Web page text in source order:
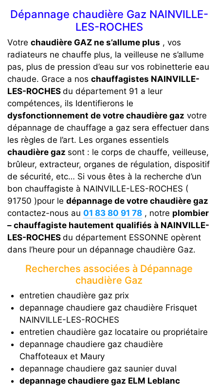
Dépannage chaudière Gaz NAINVILLE-
LES-ROCHES
Votre chaudière GAZ ne s’allume plus , vos
radiateurs ne chauffe plus, la veilleuse ne s’allume
pas, plus de pression d’eau sur vos robinetterie eau
chaude. Grace a nos chauffagistes NAINVILLE-
LES-ROCHES du département 91 a leur
compétences, ils Identifierons le
dysfonctionnement de votre chaudière gaz votre
dépannage de chauffage a gaz sera effectuer dans
les règles de l’art. Les organes essentiels
chaudière gaz sont : le corps de chauffe, veilleuse,
brûleur, extracteur, organes de régulation, dispositif
de sécurité, etc… Si vous êtes à la recherche d’un
bon chauffagiste à NAINVILLE-LES-ROCHES (
91750 )pour le dépannage de votre chaudière gaz
contactez-nous au 01 83 80 91 78 , notre plombier
– chauffagiste hautement qualifiés à NAINVILLE-
LES-ROCHES du département ESSONNE opèrent
dans l’heure pour un dépannage chaudière Gaz.
Recherches associées à Dépannage
chaudière Gaz
entretien chaudière gaz prix
depannage chaudiere gaz chaudière Frisquet
NAINVILLE-LES-ROCHES
entretien chaudière gaz locataire ou propriétaire
depannage chaudiere gaz chaudière
Chaffoteaux et Maury
depannage chaudiere gaz saunier duval
depannage chaudiere gaz ELM Leblanc